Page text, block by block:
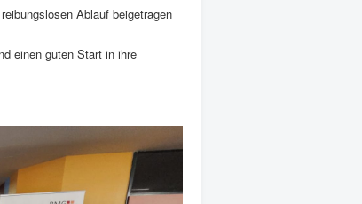
Ablauf beigetragen
einen guten Start in ihre